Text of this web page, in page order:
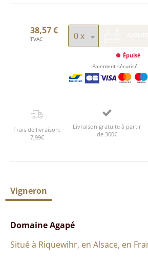
38,57 €
TVAC
Épuisé
Paiement sécurisé
Frais de livraison:
7,99€
Livraison gratuite à partir
de 300€
Vigneron
Domaine Agapé
Situé à Riquewihr, en Alsace, en